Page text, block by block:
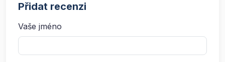
Přidat recenzi
Vaše jméno